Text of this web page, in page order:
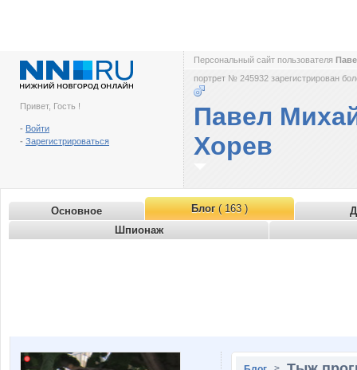
Привет, Гость !
- Войти
- Зарегистрироваться
Персональный сайт пользователя
портрет № 245932 зарегистрирован
Павел
Хорев
Основное Блог( 163 )
Шпионаж